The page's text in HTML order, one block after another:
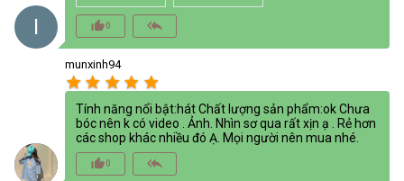
I thumb_up_alt0 reply_all
munxinh94
star star star star star
Tính năng nổi bật:hát Chất lượng sản phẩm:ok Chưa
bóc nên k có video . Ảnh. Nhìn sơ qua rất xịn ạ . Rẻ hơn
các shop khác nhiều đó Ạ. Mọi người nên mua nhé.
thumb_up_alt0 reply_all